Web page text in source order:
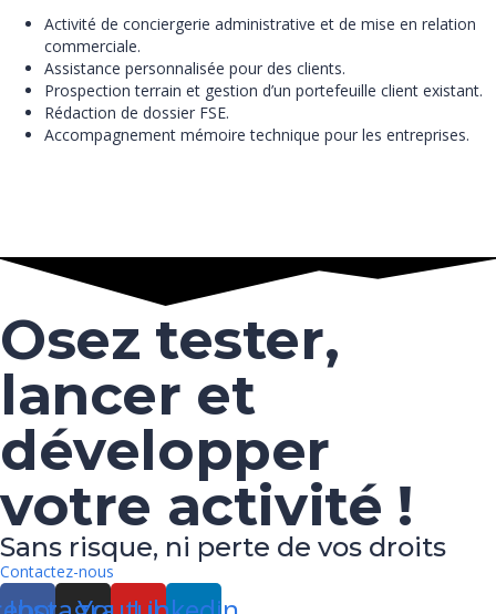
Activité de conciergerie administrative et de mise en relation
commerciale.
Assistance personnalisée pour des clients.
Prospection terrain et gestion d’un portefeuille client existant.
Rédaction de dossier FSE.
Accompagnement mémoire technique pour les entreprises.
Osez tester,
lancer et
développer
votre activité !
Sans risque, ni perte de vos droits
Contactez-nous